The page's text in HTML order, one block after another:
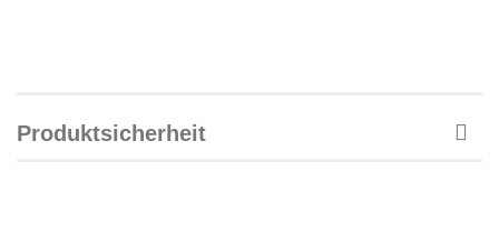
Produktsicherheit